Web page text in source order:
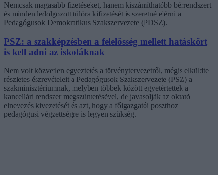
Nemcsak magasabb fizetéseket, hanem kiszámíthatóbb bérrendszert
és minden ledolgozott túlóra kifizetését is szeretné elérni a
Pedagógusok Demokratikus Szakszervezete (PDSZ).
PSZ: a szakképzésben a felelősség mellett hatáskört
is kell adni az iskoláknak
Nem volt közvetlen egyeztetés a törvénytervezetről, mégis elküldte
részletes észrevételeit a Pedagógusok Szakszervezete (PSZ) a
szakminisztériumnak, melyben többek között egyetértettek a
kancellári rendszer megszüntetésével, de javasolják az oktató
elnevezés kivezetését és azt, hogy a főigazgatói poszthoz
pedagógusi végzettségre is legyen szükség.